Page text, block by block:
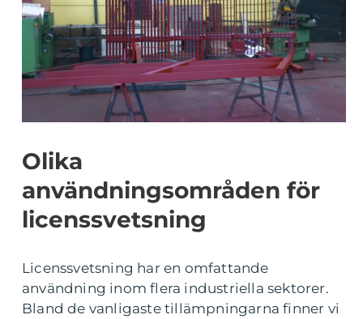
Olika
användningsområden för
licenssvetsning
Licenssvetsning har en omfattande
användning inom flera industriella sektorer.
Bland de vanligaste tillämpningarna finner vi